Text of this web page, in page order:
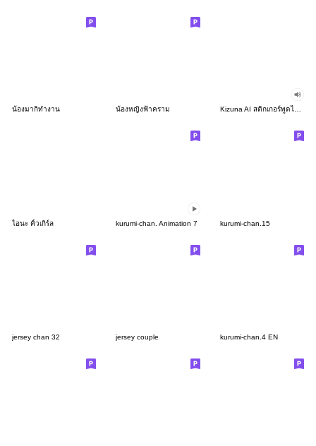
น้องมากิทำงาน น้องหญิงฟ้าคราม Kizuna AI สติกเกอร์พูดได้ 3
ไอนะ คิ้วเกิร์ล kurumi-chan. Animation 7 kurumi-chan.15
jersey chan 32 jersey couple kurumi-chan.4 EN